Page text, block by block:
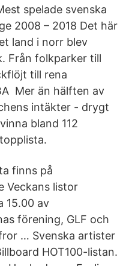
spelade svenska
2008 – 2018 Det här
land i norr blev
Från folkparker till
till rena
Mer än hälften av
intäkter - drygt
bland 112
finns på
Veckans listor
15.00 av
förening, GLF och
… Svenska artister
HOT100-listan.